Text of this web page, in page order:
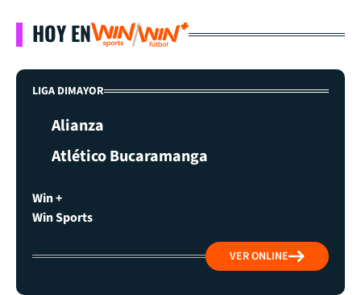
HOY EN
LIGA DIMAYOR
Alianza
Atlético Bucaramanga
Win +
Win Sports
VER ONLINE